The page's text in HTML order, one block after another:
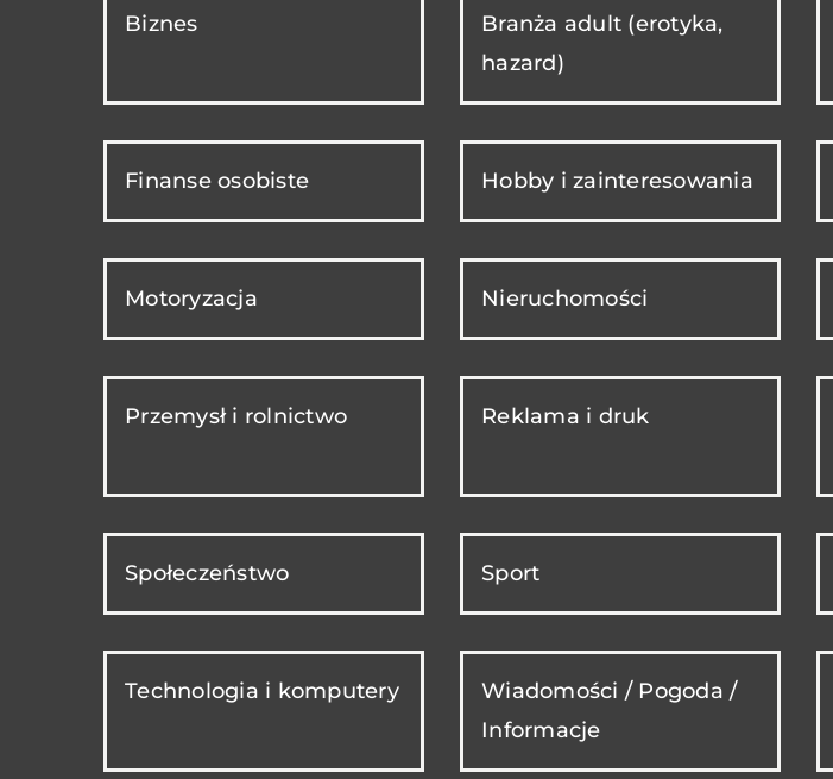
Biznes
Branża adult (erotyka,
hazard)
Finanse osobiste Hobby i zainteresowania
Motoryzacja Nieruchomości
Przemysł i rolnictwo Reklama i druk
Społeczeństwo Sport
Technologia i komputery
Wiadomości / Pogoda /
Informacje